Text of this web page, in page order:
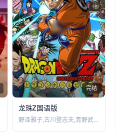
完结
龙珠Z国语版
野泽雅子,古川登志夫,青野武,千叶繁,江